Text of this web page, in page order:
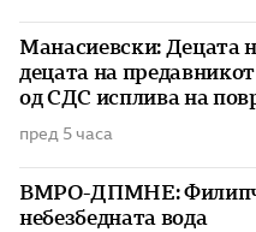
Манасиевски: Децата
децата на предавникот
од СДС исплива на
пред 5 часа
ВМРО-ДПМНЕ:
небезбедната вода